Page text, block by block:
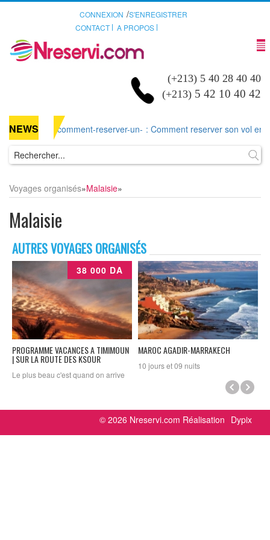
CONNEXION /S'ENREGISTRER
CONTACT
A PROPOS
(+213) 5 40 28 40 40
(+213) 5 42 10 40 42
NEWS comment-reserver-un- : Comment reserver son vol en
Voyages organisés»Malaisie»
Malaisie
AUTRES VOYAGES ORGANISÉS
38 000 DA
PROGRAMME VACANCES A TIMIMOUN
| SUR LA ROUTE DES KSOUR
Le plus beau c'est quand on arrive
dus vivre depuis toujours. laissez le
sahara vous guider vers des cieux
jusque la inconnus !
MAROC AGADIR-MARRAKECH
10 jours et 09 nuits
© 2026 Nreservi.com Réalisation Dypix